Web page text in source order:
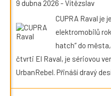
9 dubna 2026 -Vítězslav
CUPRA Raval je
elektromobilů
hatch“ do
čtvrti El Raval, je sériovou
UrbanRebel. Přináší dravý